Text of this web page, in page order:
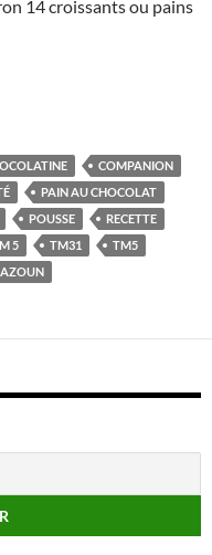
14 croissants ou pains
pains au chocolat
COMPANION
PAIN AU CHOCOLAT
POUSSE
RECETTE
5 TM31
TM5